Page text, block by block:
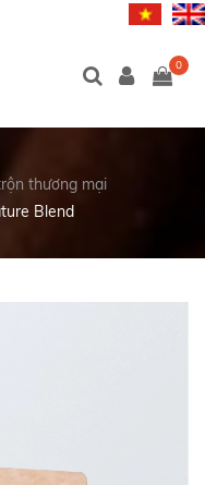
0
thương mại
Blend